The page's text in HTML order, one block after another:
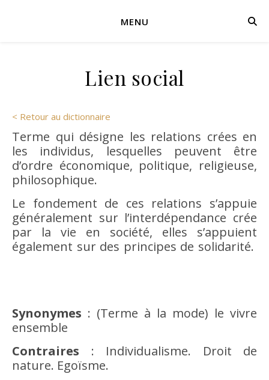
MENU
Lien social
< Retour au dictionnaire
Terme qui désigne les relations crées en
les individus, lesquelles peuvent être
d’ordre économique, politique, religieuse,
philosophique.
Le fondement de ces relations s’appuie
généralement sur l’interdépendance crée
par la vie en société, elles s’appuient
également sur des principes de solidarité.
Synonymes : (Terme à la mode) le vivre
ensemble
Contraires : Individualisme. Droit de
nature. Egoïsme.